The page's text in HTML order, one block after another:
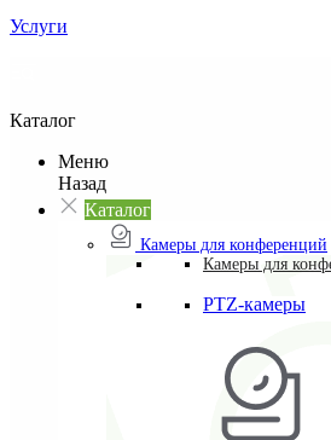
Услуги
Каталог
Меню
Назад
Каталог
Камеры для конференций
Камеры для
PTZ-камеры